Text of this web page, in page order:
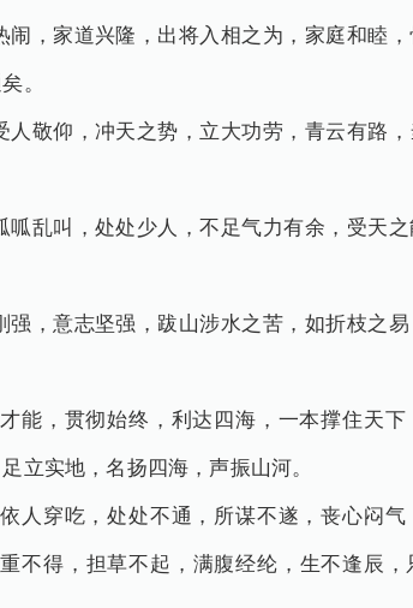
，家道兴隆，出将入相之为，家庭和睦
。
敬仰，冲天之势，立大功劳，青云有路
乱叫，处处少人，不足气力有余，受天
，意志坚强，跋山涉水之苦，如折枝之
能，贯彻始终，利达四海，一本撑住天下
立实地，名扬四海，声振山河。
人穿吃，处处不通，所谋不遂，丧心闷气
不得，担草不起，满腹经纶，生不逢辰